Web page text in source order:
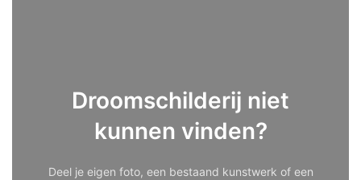
Droomschilderij niet
kunnen vinden?
Deel je eigen foto, een bestaand kunstwerk of een